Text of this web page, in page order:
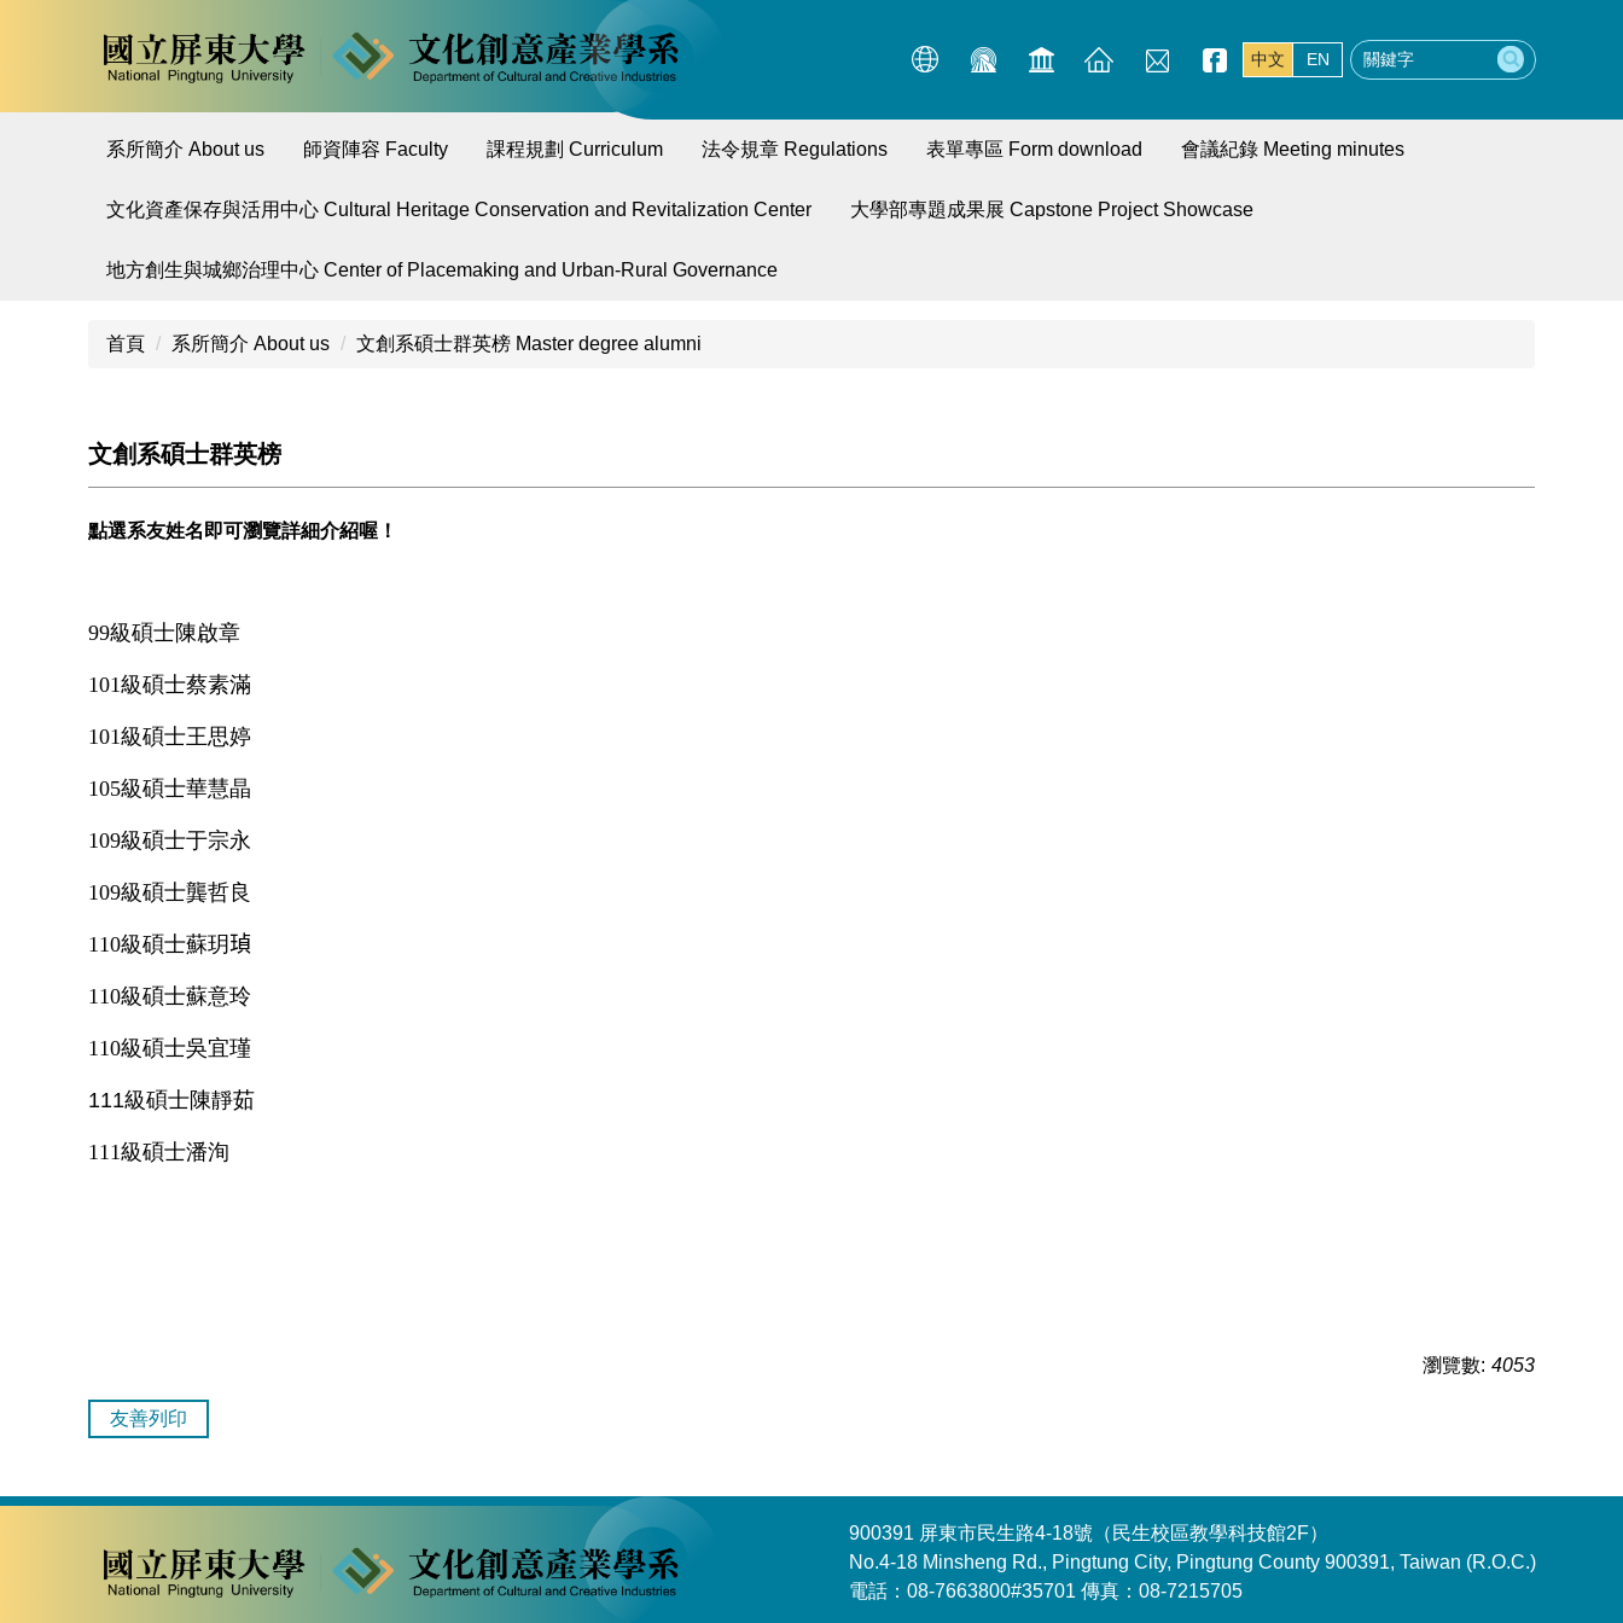
中文 EN
系所簡介 About us 師資陣容 Faculty 課程規劃 Curriculum 法令規章 Regulations 表單專區 Form download 會議紀錄 Meeting minutes
文化資產保存與活用中心 Cultural Heritage Conservation and Revitalization Center 大學部專題成果展 Capstone Project Showcase
地方創生與城鄉治理中心 Center of Placemaking and Urban-Rural Governance
首頁 系所簡介 About us 文創系碩士群英榜 Master degree alumni
文創系碩士群英榜
點選系友姓名即可瀏覽詳細介紹喔！
99級碩士陳啟章
101級碩士蔡素滿
101級碩士王思婷
105級碩士華慧晶
109級碩士于宗永
109級碩士龔哲良
110級碩士蘇玥𤦹
110級碩士蘇意玲
110級碩士吳宜瑾
111級碩士陳靜茹
111級碩士潘洵
瀏覽數: 4053
友善列印
900391 屏東市民生路4-18號（民生校區教學科技館2F）
No.4-18 Minsheng Rd., Pingtung City, Pingtung County 900391, Taiwan (R.O.C.)
電話：08-7663800#35701 傳真：08-7215705